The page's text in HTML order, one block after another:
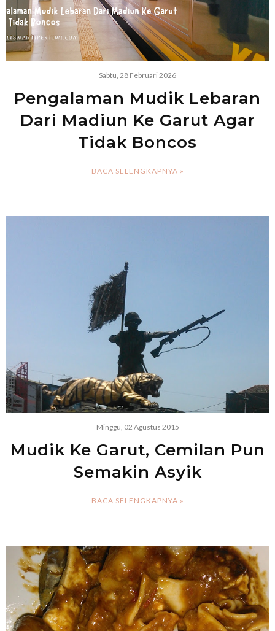
Sabtu, 28 Februari 2026
Pengalaman Mudik Lebaran
Dari Madiun Ke Garut Agar
Tidak Boncos
BACA SELENGKAPNYA »
Minggu, 02 Agustus 2015
Mudik Ke Garut, Cemilan Pun
Semakin Asyik
BACA SELENGKAPNYA »